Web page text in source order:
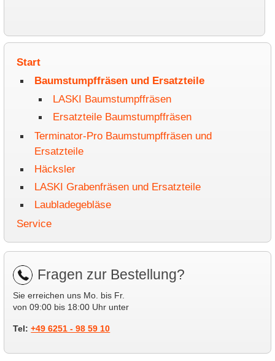
Start
Baumstumpffräsen und Ersatzteile
LASKI Baumstumpffräsen
Ersatzteile Baumstumpffräsen
Terminator-Pro Baumstumpffräsen und
Ersatzteile
Häcksler
LASKI Grabenfräsen und Ersatzteile
Laubladegebläse
Service
Fragen zur Bestellung?
Sie erreichen uns Mo. bis Fr.
von 09:00 bis 18:00 Uhr unter
Tel:+49 6251 - 98 59 10